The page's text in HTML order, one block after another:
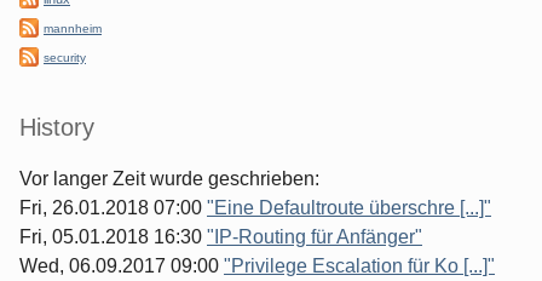
mannheim
security
History
Vor langer Zeit wurde geschrieben:
Fri, 26.01.2018 07:00 "Eine Defaultroute überschre [...]"
Fri, 05.01.2018 16:30 "IP-Routing für Anfänger"
Wed, 06.09.2017 09:00 "Privilege Escalation für Ko [...]"